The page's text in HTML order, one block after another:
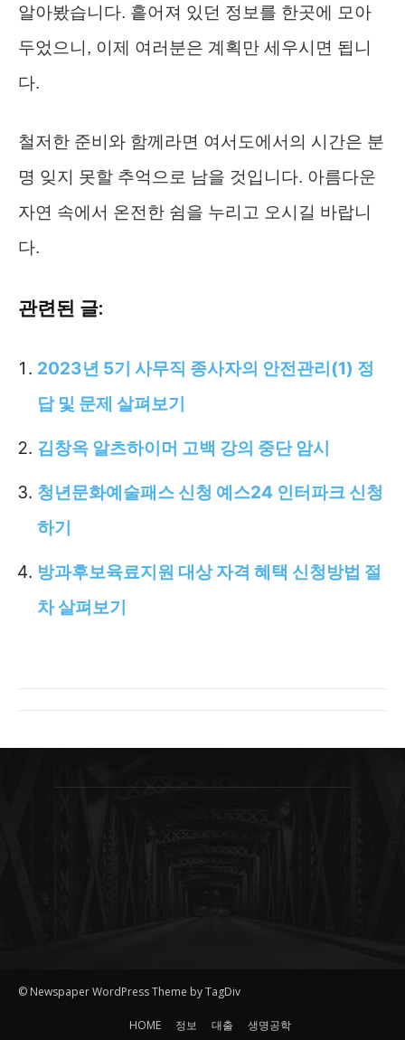
알아봤습니다. 흩어져 있던 정보를 한곳에 모아
두었으니, 이제 여러분은 계획만 세우시면 됩니
다.
철저한 준비와 함께라면 여서도에서의 시간은 분
명 잊지 못할 추억으로 남을 것입니다. 아름다운
자연 속에서 온전한 쉼을 누리고 오시길 바랍니
다.
관련된 글:
2023년 5기 사무직 종사자의 안전관리(1) 정
답 및 문제 살펴보기
김창옥 알츠하이머 고백 강의 중단 암시
청년문화예술패스 신청 예스24 인터파크 신청
하기
방과후보육료지원 대상 자격 혜택 신청방법 절
차 살펴보기
© Newspaper WordPress Theme by TagDiv
HOME 정보 대출 생명공학